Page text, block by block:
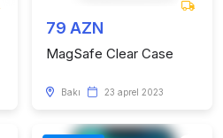
79 AZN
MagSafe Clear Case
Bakı 23 aprel 2023